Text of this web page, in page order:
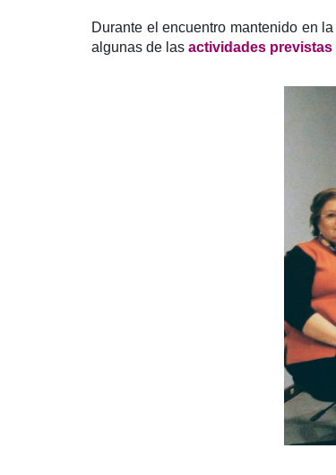
Durante el encuentro mantenido en
algunas de las actividades previstas